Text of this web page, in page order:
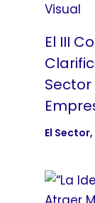
El III
Sector
El Sector,